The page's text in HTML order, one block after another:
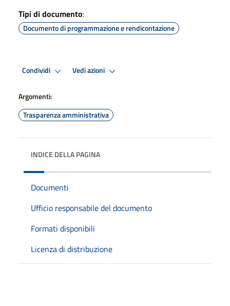
Tipi di documento:
Documento di programmazione e rendicontazione
Condividi Vedi azioni
Argomenti:
Trasparenza amministrativa
INDICE DELLA PAGINA
Documenti
Ufficio responsabile del documento
Formati disponibili
Licenza di distribuzione